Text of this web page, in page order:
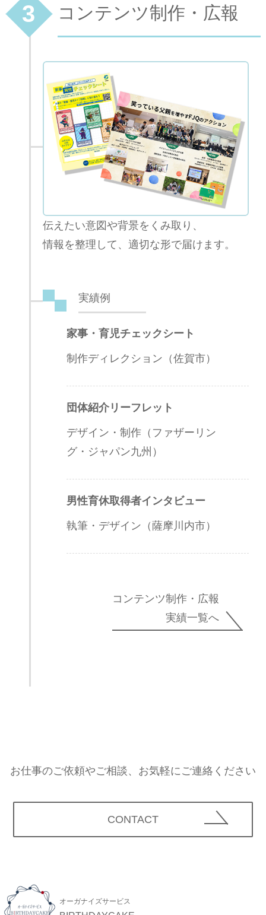
3 コンテンツ制作・広報
伝えたい意図や背景をくみ取り、
情報を整理して、適切な形で届けます。
実績例
家事・育児チェックシート
制作ディレクション（佐賀市）
団体紹介リーフレット
デザイン・制作（ファザーリン
グ・ジャパン九州）
男性育休取得者インタビュー
執筆・デザイン（薩摩川内市）
コンテンツ制作・広報
実績一覧へ
お仕事のご依頼やご相談、お気軽にご連絡ください
CONTACT
オーガナイズサービス